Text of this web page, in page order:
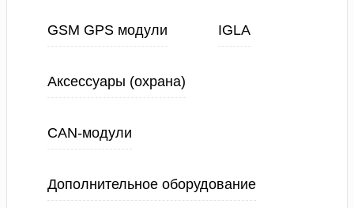
GSM GPS модули IGLA
Аксессуары (охрана)
CAN-модули
Дополнительное оборудование